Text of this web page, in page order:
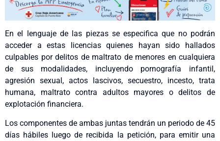
En el lenguaje de las piezas se especifica que no podrán
acceder a estas licencias quienes hayan sido hallados
culpables por delitos de maltrato de menores en cualquiera
de sus modalidades, incluyendo pornografía infantil,
agresión sexual, actos lascivos, secuestro, incesto, trata
humana, maltrato contra adultos mayores o delitos de
explotación financiera.
Los componentes de ambas juntas tendrán un periodo de 45
días hábiles luego de recibida la petición, para emitir una